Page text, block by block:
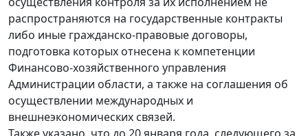
распространяются на государственные контракты
либо иные гражданско-правовые договоры,
подготовка которых отнесена к компетенции
Финансово-хозяйственного управления
Администрации области, а также на соглашения об
осуществлении международных и
внешнеэкономических связей.